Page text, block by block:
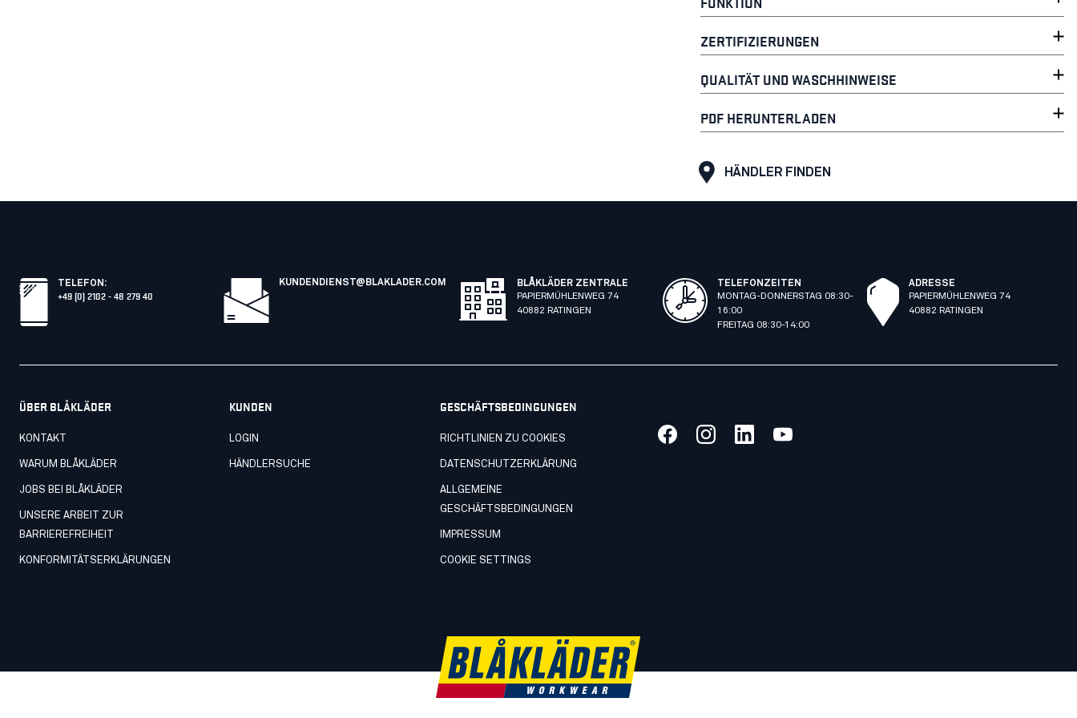
ZERTIFIZIERUNGEN
QUALITÄT UND WASCHHINWEISE
PDF HERUNTERLADEN
HÄNDLER FINDEN
TELEFON :
+49 (0) 2102 - 48 279 40
KUNDENDIENST@BLAKLADER.COM
BLÅKLÄDER ZENTRALE
PAPIERMÜHLENWEG 74
40882 RATINGEN
TELEFONZEITEN
MONTAG-DONNERSTAG 08:30-
16:00
FREITAG 08:30-14:00
ADRESSE
PAPIERMÜHLENWEG 74
40882 RATINGEN
ÜBER BLÅKLÄDER
KONTAKT
WARUM BLÅKLÄDER
JOBS BEI BLÅKLÄDER
UNSERE ARBEIT ZUR
BARRIEREFREIHEIT
KONFORMITÄTSERKLÄRUNGEN
KUNDEN
LOGIN
HÄNDLERSUCHE
GESCHÄFTSBEDINGUNGEN
RICHTLINIEN ZU COOKIES
DATENSCHUTZERKLÄRUNG
ALLGEMEINE
GESCHÄFTSBEDINGUNGEN
IMPRESSUM
COOKIE SETTINGS